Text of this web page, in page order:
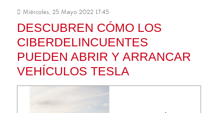
Miércoles, 25 Mayo 2022 17:45
DESCUBREN CÓMO LOS
CIBERDELINCUENTES
PUEDEN ABRIR Y ARRANCAR
VEHÍCULOS TESLA